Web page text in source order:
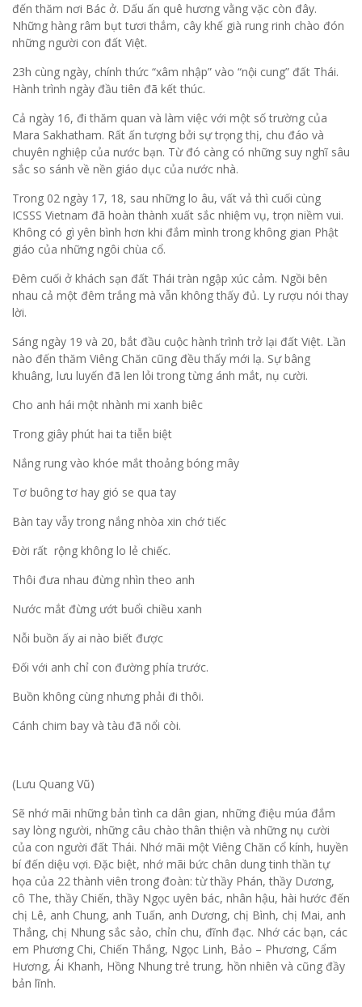
đến thăm nơi Bác ở. Dấu ấn quê hương vằng vặc còn đây.
Những hàng râm bụt tươi thắm, cây khế già rung rinh chào đón
những người con đất Việt.
23h cùng ngày, chính thức “xâm nhập” vào “nội cung” đất Thái.
Hành trình ngày đầu tiên đã kết thúc.
Cả ngày 16, đi thăm quan và làm việc với một số trường của
Mara Sakhatham. Rất ấn tượng bởi sự trọng thị, chu đáo và
chuyên nghiệp của nước bạn. Từ đó càng có những suy nghĩ sâu
sắc so sánh về nền giáo dục của nước nhà.
Trong 02 ngày 17, 18, sau những lo âu, vất vả thì cuối cùng
ICSSS Vietnam đã hoàn thành xuất sắc nhiệm vụ, trọn niềm vui.
Không có gì yên bình hơn khi đắm mình trong không gian Phật
giáo của những ngôi chùa cổ.
Đêm cuối ở khách sạn đất Thái tràn ngập xúc cảm. Ngồi bên
nhau cả một đêm trắng mà vẫn không thấy đủ. Ly rượu nói thay
lời.
Sáng ngày 19 và 20, bắt đầu cuộc hành trình trở lại đất Việt. Lần
nào đến thăm Viêng Chăn cũng đều thấy mới lạ. Sự bâng
khuâng, lưu luyến đã len lỏi trong từng ánh mắt, nụ cười.
Cho anh hái một nhành mi xanh biêc
Trong giây phút hai ta tiễn biệt
Nắng rung vào khóe mắt thoảng bóng mây
Tơ buông tơ hay gió se qua tay
Bàn tay vẫy trong nắng nhòa xin chớ tiếc
Đời rất rộng không lo lẻ chiếc.
Thôi đưa nhau đừng nhìn theo anh
Nước mắt đừng ướt buổi chiều xanh
Nỗi buồn ấy ai nào biết được
Đối với anh chỉ con đường phía trước.
Buồn không cùng nhưng phải đi thôi.
Cánh chim bay và tàu đã nổi còi.
(Lưu Quang Vũ)
Sẽ nhớ mãi những bản tình ca dân gian, những điệu múa đắm
say lòng người, những câu chào thân thiện và những nụ cười
của con người đất Thái. Nhớ mãi một Viêng Chăn cổ kính, huyền
bí đến diệu vợi. Đặc biệt, nhớ mãi bức chân dung tinh thần tự
họa của 22 thành viên trong đoàn: từ thầy Phán, thầy Dương,
cô The, thầy Chiến, thầy Ngọc uyên bác, nhân hậu, hài hước đến
chị Lê, anh Chung, anh Tuấn, anh Dương, chị Bình, chị Mai, anh
Thắng, chị Nhung sắc sảo, chỉn chu, đĩnh đạc. Nhớ các bạn, các
em Phương Chi, Chiến Thắng, Ngọc Linh, Bảo – Phương, Cẩm
Hương, Ái Khanh, Hồng Nhung trẻ trung, hồn nhiên và cũng đầy
bản lĩnh.